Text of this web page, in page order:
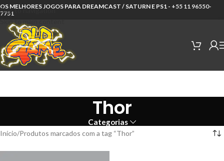
Skip to navigation
Skip to main content
OS MELHORES JOGOS PARA DREAMCAST / SATURN E PS1 - +55 11 96550-
7751
Thor
Categorias
Início Produtos marcados com a tag “Thor”